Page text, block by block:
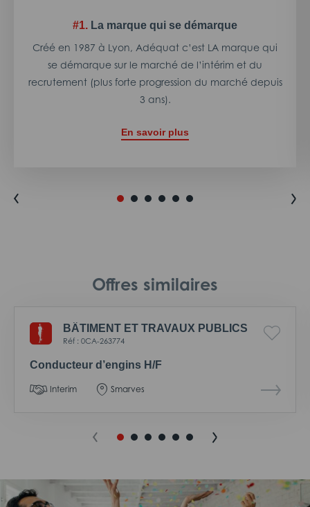
#1. La marque qui se démarque
Créé en 1987 à Lyon, Adéquat c’est LA marque qui
se démarque sur le marché de l’intérim et du
recrutement (plus forte progression du marché depuis
3 ans).
En savoir plus
Offres similaires
BÂTIMENT ET TRAVAUX PUBLICS
Réf : 0CA-263774
Conducteur d’engins H/F
Interim Smarves